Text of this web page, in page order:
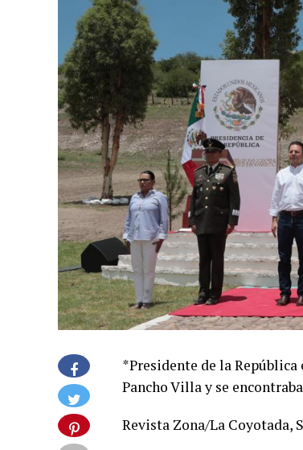
*Presidente de la
Pancho Villa y se
Revista Zona/La Coyotada,